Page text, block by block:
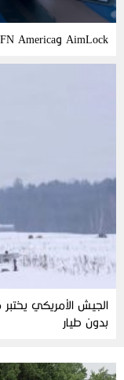
AimLock وFN America تطوران نظام Dune لمكافحة المسيّرات
بدون طيار